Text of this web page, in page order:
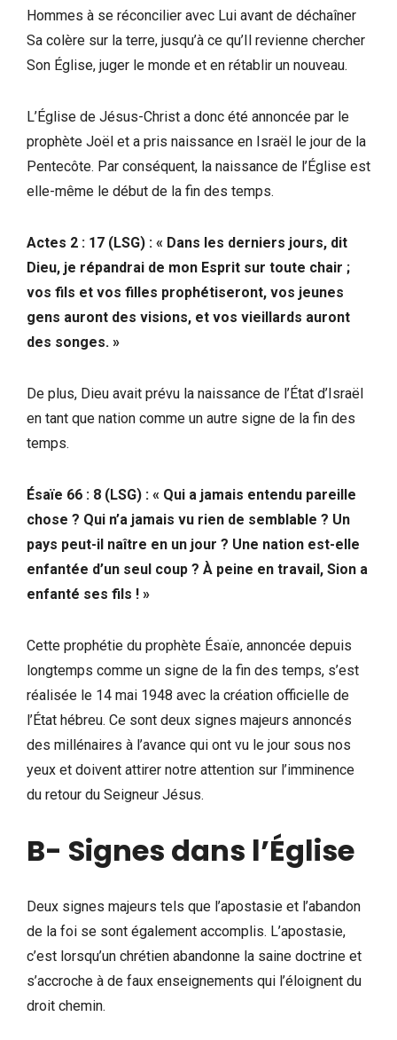
Hommes à se réconcilier avec Lui avant de déchaîner
Sa colère sur la terre, jusqu’à ce qu’Il revienne chercher
Son Église, juger le monde et en rétablir un nouveau.
L’Église de Jésus-Christ a donc été annoncée par le
prophète Joël et a pris naissance en Israël le jour de la
Pentecôte. Par conséquent, la naissance de l’Église est
elle-même le début de la fin des temps.
Actes 2 : 17 (LSG) : « Dans les derniers jours, dit
Dieu, je répandrai de mon Esprit sur toute chair ;
vos fils et vos filles prophétiseront, vos jeunes
gens auront des visions, et vos vieillards auront
des songes. »
De plus, Dieu avait prévu la naissance de l’État d’Israël
en tant que nation comme un autre signe de la fin des
temps.
Ésaïe 66 : 8 (LSG) : « Qui a jamais entendu pareille
chose ? Qui n’a jamais vu rien de semblable ? Un
pays peut-il naître en un jour ? Une nation est-elle
enfantée d’un seul coup ? À peine en travail, Sion a
enfanté ses fils ! »
Cette prophétie du prophète Ésaïe, annoncée depuis
longtemps comme un signe de la fin des temps, s’est
réalisée le 14 mai 1948 avec la création officielle de
l’État hébreu. Ce sont deux signes majeurs annoncés
des millénaires à l’avance qui ont vu le jour sous nos
yeux et doivent attirer notre attention sur l’imminence
du retour du Seigneur Jésus.
B- Signes dans l’Église
Deux signes majeurs tels que l’apostasie et l’abandon
de la foi se sont également accomplis. L’apostasie,
c’est lorsqu’un chrétien abandonne la saine doctrine et
s’accroche à de faux enseignements qui l’éloignent du
droit chemin.